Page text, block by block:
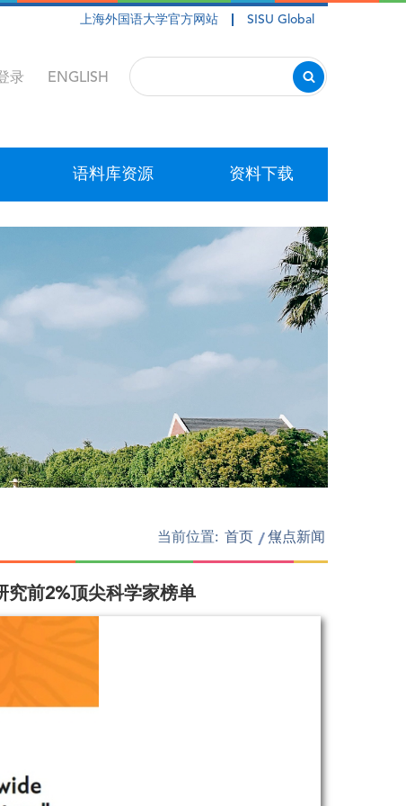
上海外国语大学官方网站 SISU Global
录 ENGLISH
语料库资源 资料下载
当前位置: 首页 /
焦点新闻
究前2%顶尖科学家榜单